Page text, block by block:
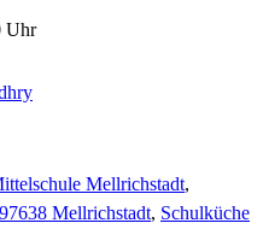
Uhr
Mellrichstadt,
Mellrichstadt, Schulküche